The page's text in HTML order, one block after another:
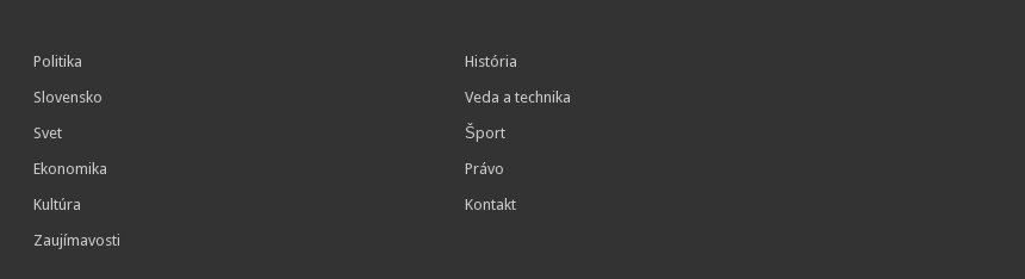
Politika
Slovensko
Svet
Ekonomika
Kultúra
Zaujímavosti
História
Veda a technika
Šport
Právo
Kontakt